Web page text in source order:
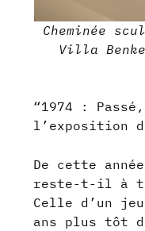
Cheminée
Villa
“1974 :
l’exposition
De cette
reste-t-il à
Celle d’un
ans plus tôt